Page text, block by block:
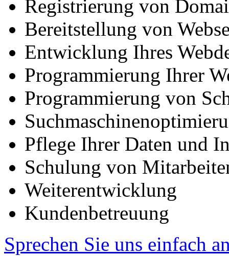
Registrierung von
Bereitstellung von
Entwicklung Ihres
Programmierung Ihrer
Programmierung von
Pflege Ihrer Daten und
Schulung von
Weiterentwicklung
Kundenbetreuung
Sprechen Sie uns einfach